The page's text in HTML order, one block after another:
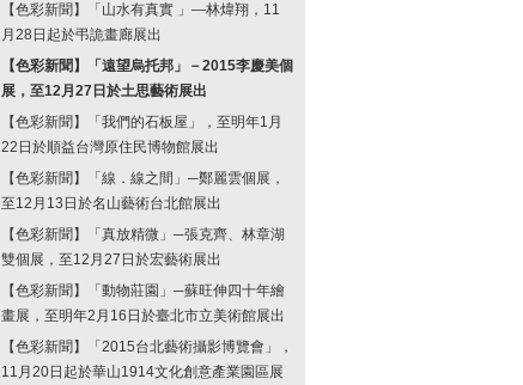
【色彩新聞】「山水有真實 」—林煒翔，11
月28日起於弔詭畫廊展出
【色彩新聞】「遠望烏托邦」－2015李慶美個
展，至12月27日於土思藝術展出
【色彩新聞】「我們的石板屋」，至明年1月
22日於順益台灣原住民博物館展出
【色彩新聞】「線．線之間」─鄭麗雲個展，
至12月13日於名山藝術台北館展出
【色彩新聞】「真放精微」─張克齊、林章湖
雙個展，至12月27日於宏藝術展出
【色彩新聞】「動物莊園」─蘇旺伸四十年繪
畫展，至明年2月16日於臺北市立美術館展出
【色彩新聞】「2015台北藝術攝影博覽會」，
11月20日起於華山1914文化創意產業園區展